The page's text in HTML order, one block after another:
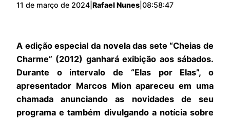
11 de março de 2024 Rafael Nunes 08:58:47
A edição especial da novela das sete “Cheias de
Charme” (2012) ganhará exibição aos sábados.
Durante o intervalo de “Elas por Elas”, o
apresentador Marcos Mion apareceu em uma
chamada anunciando as novidades de seu
programa e também divulgando a notícia sobre